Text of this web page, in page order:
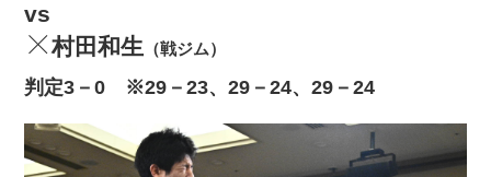
vs
村田和生 （戦ジム）
判定3－0 ※29－23、29－24、29－24